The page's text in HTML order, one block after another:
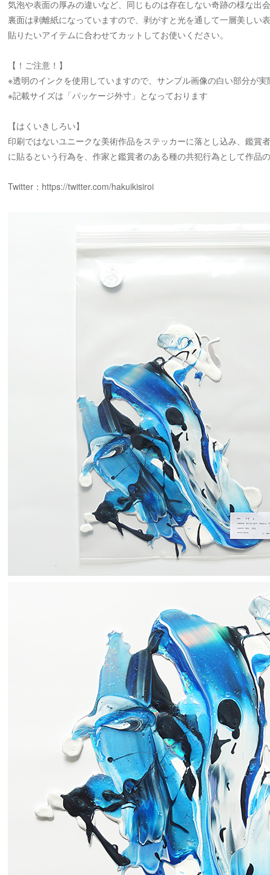
気泡や表面の厚みの違いなど、同じものは存在しない奇跡の様な出会
裏面は剥離紙になっていますので、剥がすと光を通して一層美しい表
貼りたいアイテムに合わせてカットしてお使いください。
【！ご注意！】
※透明のインクを使用していますので、サンプル画像の白い部分が
※記載サイズは「パッケージ外寸」となっております
【はくいきしろい】
印刷ではないユニークな美術作品をステッカーに落とし込み、鑑賞
に貼るという行為を、作家と鑑賞者のある種の共犯行為として作品
Twitter： https://twitter.com/hakuikisiroi